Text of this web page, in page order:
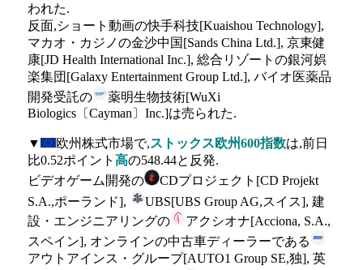
われた.
反面,ショート動画の快手科技[Kuaishou Technology],
マカオ・カジノの金沙中国[Sands China Ltd.], 京東健
康[JD Health International Inc.], 総合リゾートの銀河娯
楽集団[Galaxy Entertainment Group Ltd.], バイオ医薬品
開発受託の
薬明生物技術[WuXi
Biologics〔Cayman〕Inc.]は売られた.
▼ 欧州株式市場で,ストックス欧州600指数は,前日
比0.52ポイント 高の548.44と反発.
ビデオゲーム開発の
CDプロジェクト[CD Projekt
S.A.,ポーランド],
UBS[UBS Group AG,スイス], 建
設・エンジニアリングの
アクシオナ[Acciona, S.A.,
スペイン], オンラインの中古車ディーラーである
アウトアインス・グループ[AUTO1 Group SE,独], 英